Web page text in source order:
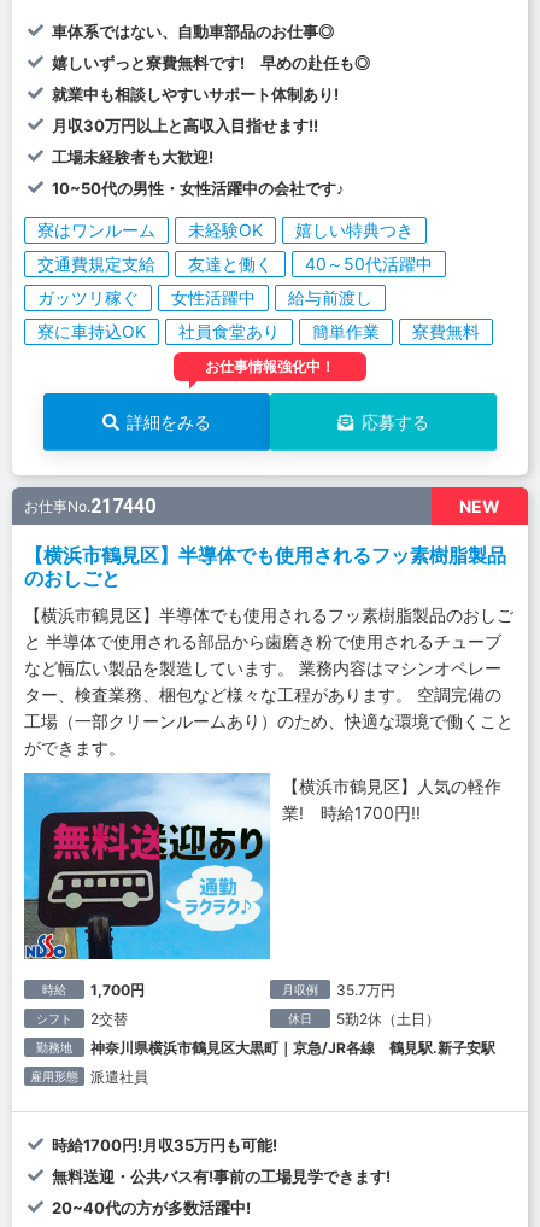
車体系ではない、自動車部品のお仕事◎
嬉しいずっと寮費無料です! 早めの赴任も◎
就業中も相談しやすいサポート体制あり!
月収30万円以上と高収入目指せます!!
工場未経験者も大歓迎!
10~50代の男性・女性活躍中の会社です♪
寮はワンルーム 未経験OK
嬉しい特典つき
交通費規定支給
友達と働く
40～50代活躍中
ガッツリ稼ぐ
女性活躍中
給与前渡し
寮に車持込OK
社員食堂あり 簡単作業 寮費無料
お仕事情報強化中！
詳細をみる 応募する
NEW
お仕事No.217440
【横浜市鶴見区】半導体でも使用されるフッ素樹脂製品
のおしごと
【横浜市鶴見区】半導体でも使用されるフッ素樹脂製品のおしご
と 半導体で使用される部品から歯磨き粉で使用されるチューブ
など幅広い製品を製造しています。 業務内容はマシンオペレー
ター、検査業務、梱包など様々な工程があります。 空調完備の
工場（一部クリーンルームあり）のため、快適な環境で働くこと
ができます。
【横浜市鶴見区】人気の軽作
業! 時給1700円!!
時給 1,700円 月収例 35.7万円
シフト 2交替 休日 5勤2休（土日）
勤務地 神奈川県横浜市鶴見区大黒町｜京急/JR各線 鶴見駅.新子安駅
雇用形態 派遣社員
時給1700円!月収35万円も可能!
無料送迎・公共バス有!事前の工場見学できます!
20~40代の方が多数活躍中!